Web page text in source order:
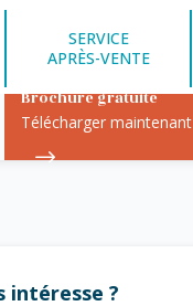
SERVICE
APRÈS-VENTE
Brochure gratuite
Télécharger maintenant
intéresse ?